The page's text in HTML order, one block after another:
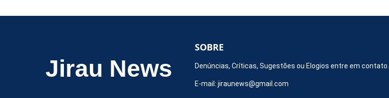
Jirau News
SOBRE
Denúncias, Críticas, Sugestões ou Elogios entre em contato.
E-mail: jiraunews@gmail.com